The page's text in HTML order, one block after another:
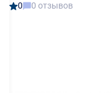
0 0 отзывов